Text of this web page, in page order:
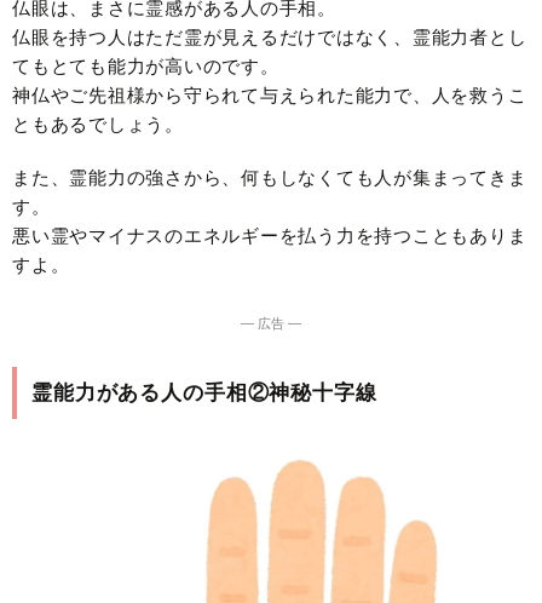
仏眼は、まさに霊感がある人の手相。
仏眼を持つ人はただ霊が見えるだけではなく、霊能力者とし
てもとても能力が高いのです。
神仏やご先祖様から守られて与えられた能力で、人を救うこ
ともあるでしょう。
また、霊能力の強さから、何もしなくても人が集まってきま
す。
悪い霊やマイナスのエネルギーを払う力を持つこともありま
すよ。
― 広告 ―
霊能力がある人の手相②神秘十字線